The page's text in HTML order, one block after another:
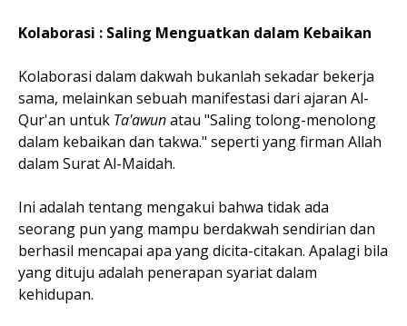
Kolaborasi : Saling Menguatkan dalam Kebaikan
Kolaborasi dalam dakwah bukanlah sekadar bekerja
sama, melainkan sebuah manifestasi dari ajaran Al-
Qur'an untuk Ta'awunatau "Saling tolong-menolong
dalam kebaikan dan takwa." seperti yang firman Allah
dalam Surat Al-Maidah.
Ini adalah tentang mengakui bahwa tidak ada
seorang pun yang mampu berdakwah sendirian dan
berhasil mencapai apa yang dicita-citakan. Apalagi bila
yang dituju adalah penerapan syariat dalam
kehidupan.